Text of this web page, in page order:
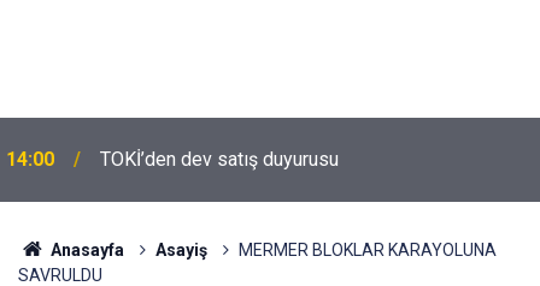
14:00 TOKİ’den dev satış duyurusu
Anasayfa Asayiş
MERMER BLOKLAR KARAYOLUNA
SAVRULDU